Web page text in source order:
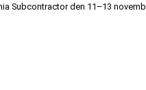
Subcontractor den 11–13